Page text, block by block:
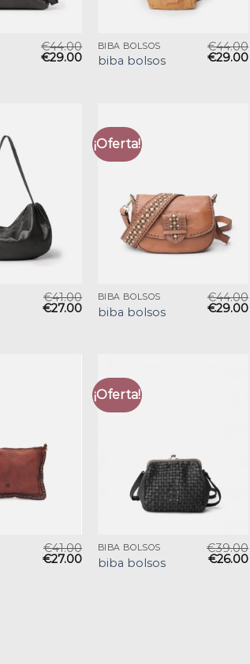
€44.00
€29.00
BIBA BOLSOS
biba bolsos
€44.00
€29.00
€41.00
€27.00
¡Oferta!
BIBA BOLSOS
biba bolsos
€44.00
€29.00
€41.00
€27.00
¡Oferta!
BIBA BOLSOS
biba bolsos
€39.00
€26.00